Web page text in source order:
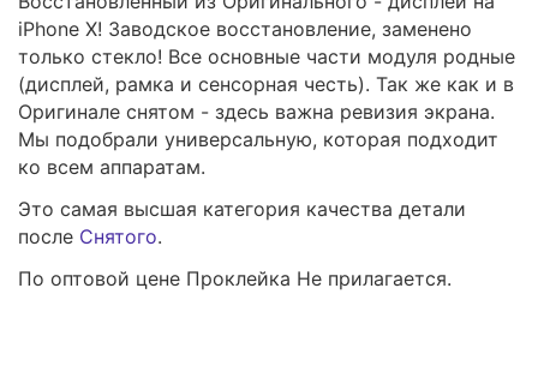
iPhone X! Заводское восстановление, заменено
только стекло! Все основные части модуля родные
(дисплей, рамка и сенсорная честь). Так же как и в
Оригинале снятом - здесь важна ревизия экрана.
Мы подобрали универсальную, которая подходит
ко всем аппаратам.
Это самая высшая категория качества детали
после Снятого.
По оптовой цене Проклейка Не прилагается.